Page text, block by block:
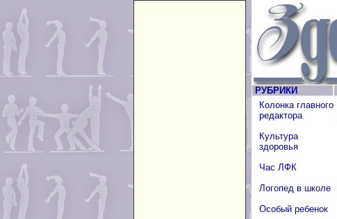
РУБРИКИ
Колонка главного
редактора
Культура
здоровья
Час ЛФК
Логопед в школе
Особый ребенок